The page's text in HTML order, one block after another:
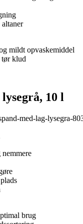
mildt opvaskemiddel
klud
10 l
med-lag-lysegra-
brug